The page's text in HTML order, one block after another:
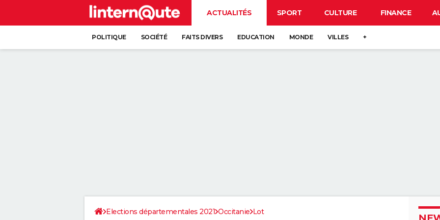
ACTUALITÉS SPORT CULTURE FINANCE
POLITIQUE SOCIÉTÉ FAITS DIVERS EDUCATION MONDE VILLES +
Elections départementales 2021 Occitanie Lot